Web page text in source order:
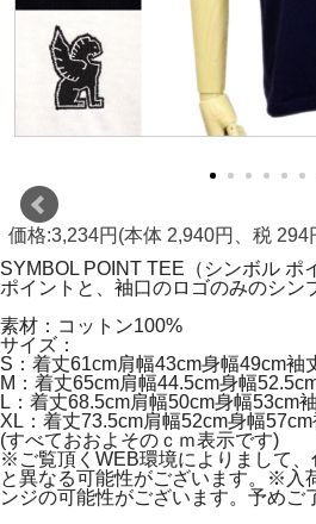
価格:3,234円(本体 2,940円、税 294
SYMBOL POINT TEE（シンボル ポ
ポイントと、袖口のロゴのみのシン
素材：コットン100%
サイズ：
S：着丈61cm肩幅43cm身幅49cm袖
M：着丈65cm肩幅44.5cm身幅
L：着丈68.5cm肩幅50cm身幅53cm
XL：着丈73.5cm肩幅52cm身幅
(すべておおよそのｃｍ表示です)
※ご覧頂くWEB環境によりまして、
と異なる可能性がございます。※入
ンジの可能性がございます。予めご